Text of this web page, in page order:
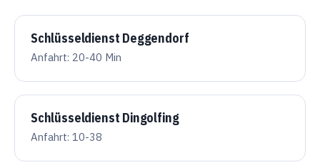
Schlüsseldienst Deggendorf
Anfahrt: 20-40 Min
Schlüsseldienst Dingolfing
Anfahrt: 10-38